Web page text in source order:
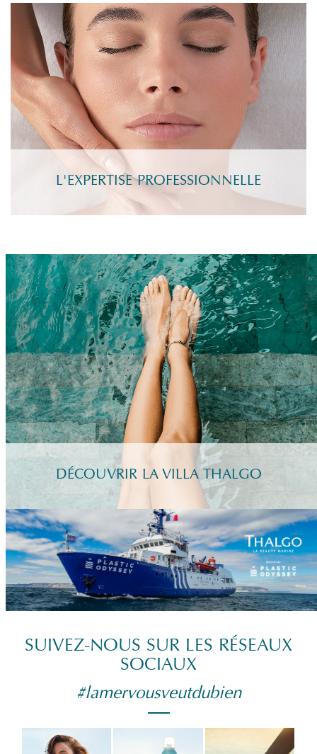
L'EXPERTISE PROFESSIONNELLE
DÉCOUVRIR LA VILLA THALGO
SUIVEZ-NOUS SUR LES RÉSEAUX
SOCIAUX
#lamervousveutdubien